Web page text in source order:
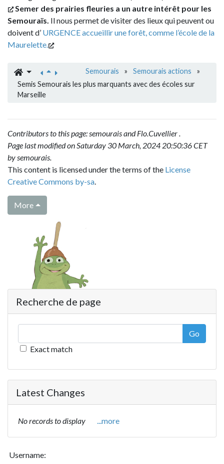
Semer des prairies fleuries a un autre intérêt pour les
Semouraïs. Il nous permet de visiter des lieux qui peuvent ou
doivent d’ URGENCE accueillir une forêt, comme l’école de la
Maurelette.
Semourais » Semourais actions
»
Semis Semourais les plus marquants avec des écoles sur
Marseille
Contributors to this page: semouraisandFlo.Cuvellier
Page last modified on Saturday 30 March, 2024 20:50:36 CET
by semourais
This content is licensed under the terms of the License
Creative Commons by-sa
More
Recherche de page
Go
Exact match
Latest Changes
No records to display ...more
Username: